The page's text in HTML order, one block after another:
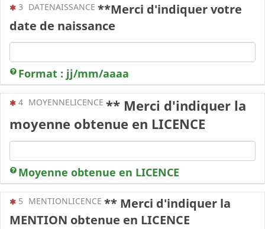
(Cette question est obligatoire)
3 DATENAISSANCE **Merci d'indiquer votre
date de naissance
Format : jj/mm/aaaa
(Cette question est obligatoire)
4 MOYENNELICENCE ** Merci d'indiquer la
moyenne obtenue en LICENCE
Moyenne obtenue en LICENCE
(Cette question est obligatoire)
5 MENTIONLICENCE ** Merci d'indiquer la
MENTION obtenue en LICENCE